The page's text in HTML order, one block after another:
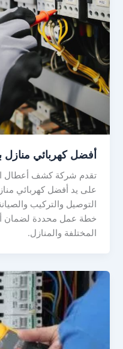
أفضل كهربائي منازل بالدمام
تقدم شركة كشف أعطال
على يد أفضل كهربائي
التوصيل والتركيب
خطة عمل محددة لضمان
المختلفة والمنازل.